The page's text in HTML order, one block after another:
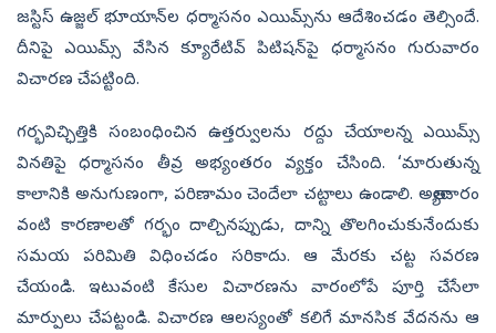
జస్టిస్‌ ఉజ్జల్‌ భూయాన్‌ల ధర్మాసనం ఎయిమ్స్‌ను ఆదేశించడం తెల్సిందే.
దీనిపై ఎయిమ్స్‌ వేసిన క్యూరేటివ్‌ పిటిషన్‌పై ధర్మాసనం గురువారం
విచారణ చేపట్టింది.
గర్భవిచ్ఛిత్తికి సంబంధించిన ఉత్తర్వులను రద్దు చేయాలన్న ఎయిమ్స్‌
వినతిపై ధర్మాసనం తీవ్ర అభ్యంతరం వ్యక్తం చేసింది. ‘మారుతున్న
కాలానికి అనుగుణంగా, పరిణామం చెందేలా చట్టాలు ఉండాలి. అత్యాచారం
వంటి కారణాలతో గర్భం దాల్చినప్పుడు, దాన్ని తొలగించుకునేందుకు
సమయ పరిమితి విధించడం సరికాదు. ఆ మేరకు చట్ట సవరణ
చేయండి. ఇటువంటి కేసుల విచారణను వారంలోపే పూర్తి చేసేలా
మార్పులు చేపట్టండి. విచారణ ఆలస్యంతో కలిగే మానసిక వేదనను ఆ